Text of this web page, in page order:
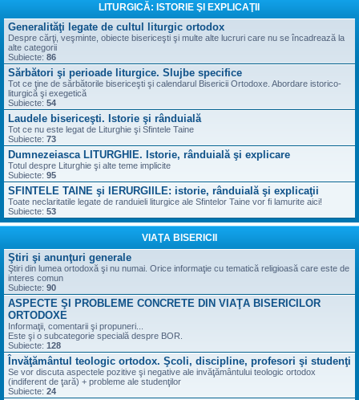
LITURGICĂ: ISTORIE ŞI EXPLICAŢII
Generalităţi legate de cultul liturgic ortodox
Despre cărţi, veşminte, obiecte bisericeşti şi multe alte lucruri care nu se încadrează la
alte categorii
Subiecte: 86
Sărbători şi perioade liturgice. Slujbe specifice
Tot ce ţine de sărbătorile bisericeşti şi calendarul Bisericii Ortodoxe. Abordare istorico-
liturgică şi exegetică
Subiecte: 54
Laudele bisericeşti. Istorie şi rânduială
Tot ce nu este legat de Liturghie şi Sfintele Taine
Subiecte: 73
Dumnezeiasca LITURGHIE. Istorie, rânduială şi explicare
Totul despre Liturghie şi alte teme implicite
Subiecte: 95
SFINTELE TAINE şi IERURGIILE: istorie, rânduială şi explicaţii
Toate neclaritatile legate de randuieli liturgice ale Sfintelor Taine vor fi lamurite aici!
Subiecte: 53
VIAŢA BISERICII
Ştiri şi anunţuri generale
Ştiri din lumea ortodoxă şi nu numai. Orice informaţie cu tematică religioasă care este de
interes comun
Subiecte: 90
ASPECTE ŞI PROBLEME CONCRETE DIN VIAŢA BISERICILOR
ORTODOXE
Informaţii, comentarii şi propuneri...
Este şi o subcategorie specială despre BOR.
Subiecte: 128
Învăţământul teologic ortodox. Şcoli, discipline, profesori şi studenţi
Se vor discuta aspectele pozitive şi negative ale invăţământului teologic ortodox
(indiferent de ţară) + probleme ale studenţilor
Subiecte: 24